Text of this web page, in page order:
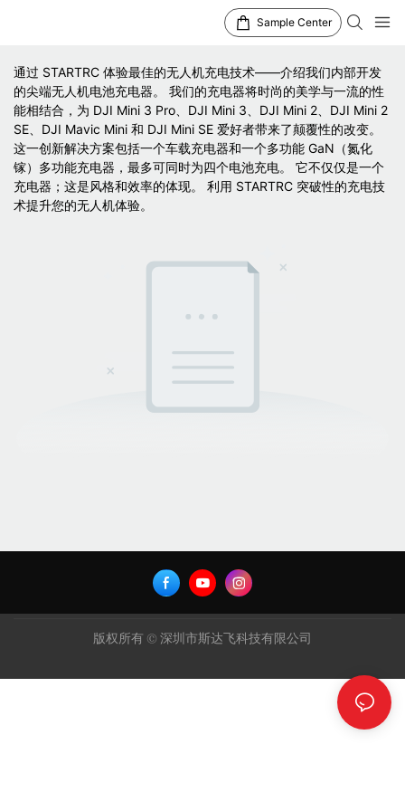
Sample Center
通过 STARTRC 体验最佳的无人机充电技术——介绍我们内部开发
的尖端无人机电池充电器。 我们的充电器将时尚的美学与一流的性
能相结合，为 DJI Mini 3 Pro、DJI Mini 3、DJI Mini 2、DJI Mini 2
SE、DJI Mavic Mini 和 DJI Mini SE 爱好者带来了颠覆性的改变。
这一创新解决方案包括一个车载充电器和一个多功能 GaN（氮化
镓）多功能充电器，最多可同时为四个电池充电。 它不仅仅是一个
充电器；这是风格和效率的体现。 利用 STARTRC 突破性的充电技
术提升您的无人机体验。
版权所有 © 深圳市斯达飞科技有限公司